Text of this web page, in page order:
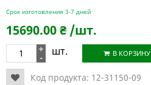
Срок изготовления 3-7 дней
15690.00₴ /шт.
+
- шт. В КОРЗИНУ
Код продукта: 12-31150-09